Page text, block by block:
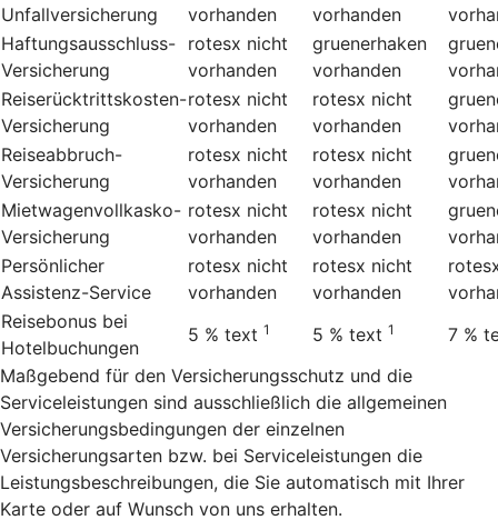
Unfallversicherung
vorhanden
vorhanden
Haftungsausschluss-
Versicherung
rotesx nicht
vorhanden
gruenerhaken
vorhanden
Reiserücktrittskosten-
Versicherung
rotesx nicht
vorhanden
rotesx nicht
vorhanden
Reiseabbruch-
Versicherung
rotesx nicht
vorhanden
rotesx nicht
vorhanden
Mietwagenvollkasko-
Versicherung
rotesx nicht
vorhanden
rotesx nicht
vorhanden
Persönlicher
Assistenz-Service
rotesx nicht
vorhanden
rotesx nicht
vorhanden
Reisebonus bei
Hotelbuchungen
5 % text 1 5 % text 1 7 %
Maßgebend für den Versicherungsschutz und die
Serviceleistungen sind ausschließlich die allgemeinen
Versicherungsbedingungen der einzelnen
Versicherungsarten bzw. bei Serviceleistungen die
Leistungsbeschreibungen, die Sie automatisch mit Ihrer
Karte oder auf Wunsch von uns erhalten.